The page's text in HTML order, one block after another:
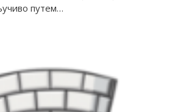
путем…